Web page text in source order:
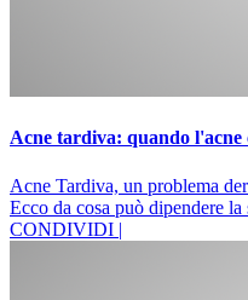
Acne tardiva: quando l'acne
Acne Tardiva, un problema
Ecco da cosa può dipendere la
CONDIVIDI |